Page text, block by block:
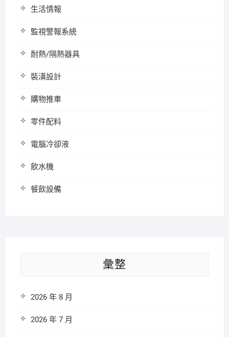
生活情報
監視警報系統
耐熱/隔熱器具
裝潢設計
購物推車
零件配料
電腦冷卻液
飲水機
餐飲設備
彙整
2026 年 8 月
2026 年 7 月